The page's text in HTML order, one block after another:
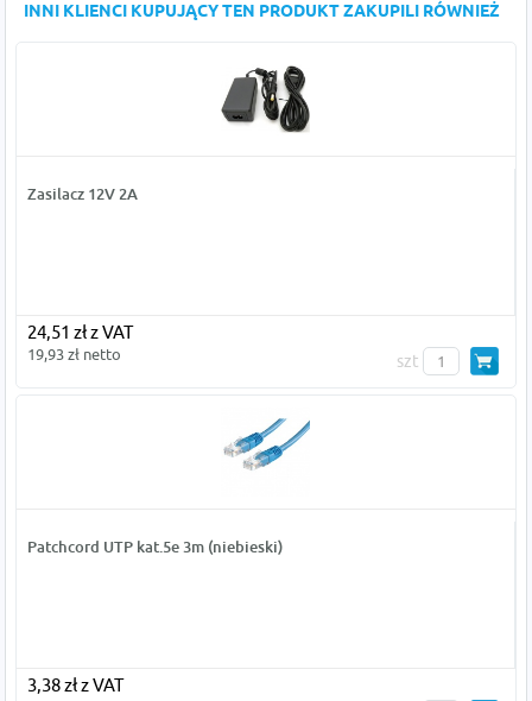
INNI KLIENCI KUPUJĄCY TEN PRODUKT ZAKUPILI RÓWNIEŻ
Zasilacz 12V 2A
24,51 zł z VAT
19,93 zł netto szt
Patchcord UTP kat.5e 3m (niebieski)
3,38 zł z VAT